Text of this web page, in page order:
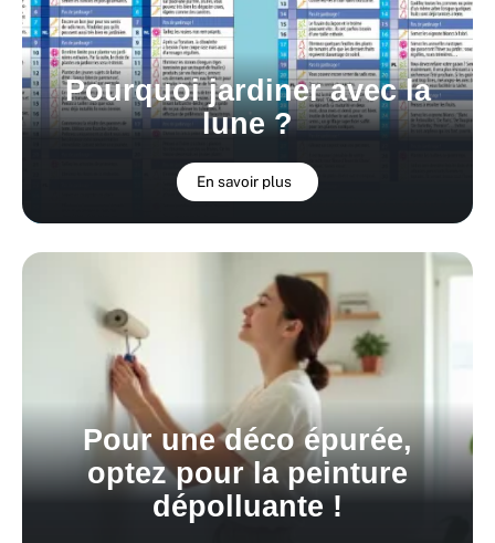
Pourquoi jardiner avec la
lune ?
En savoir plus
Pour une déco épurée,
optez pour la peinture
dépolluante !